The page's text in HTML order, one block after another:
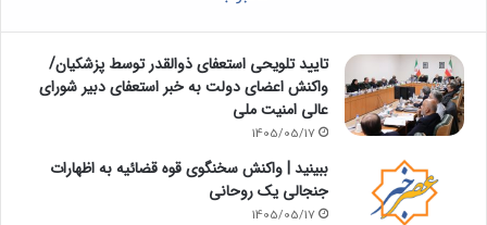
تایید تلویحی استعفای ذوالقدر توسط پزشکیان/
واکنش اعضای دولت به خبر استعفای دبیر شورای
عالی امنیت ملی
1405/05/17
ببینید | واکنش سخنگوی قوه قضائیه به اظهارات
جنجالی یک روحانی
1405/05/17